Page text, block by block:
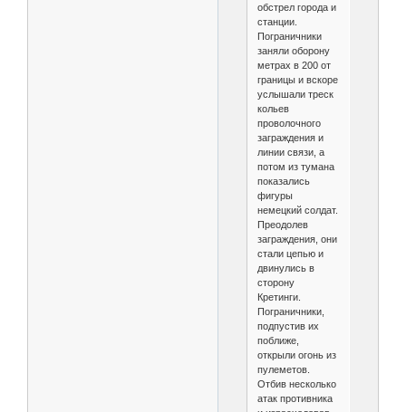
обстрел города и
станции.
Пограничники
заняли оборону
метрах в 200 от
границы и вскоре
услышали треск
кольев
проволочного
заграждения и
линии связи, а
потом из тумана
показались
фигуры
немецкий солдат.
Преодолев
заграждения, они
стали цепью и
двинулись в
сторону
Кретинги.
Пограничники,
подпустив их
поближе,
открыли огонь из
пулеметов.
Отбив несколько
атак противника